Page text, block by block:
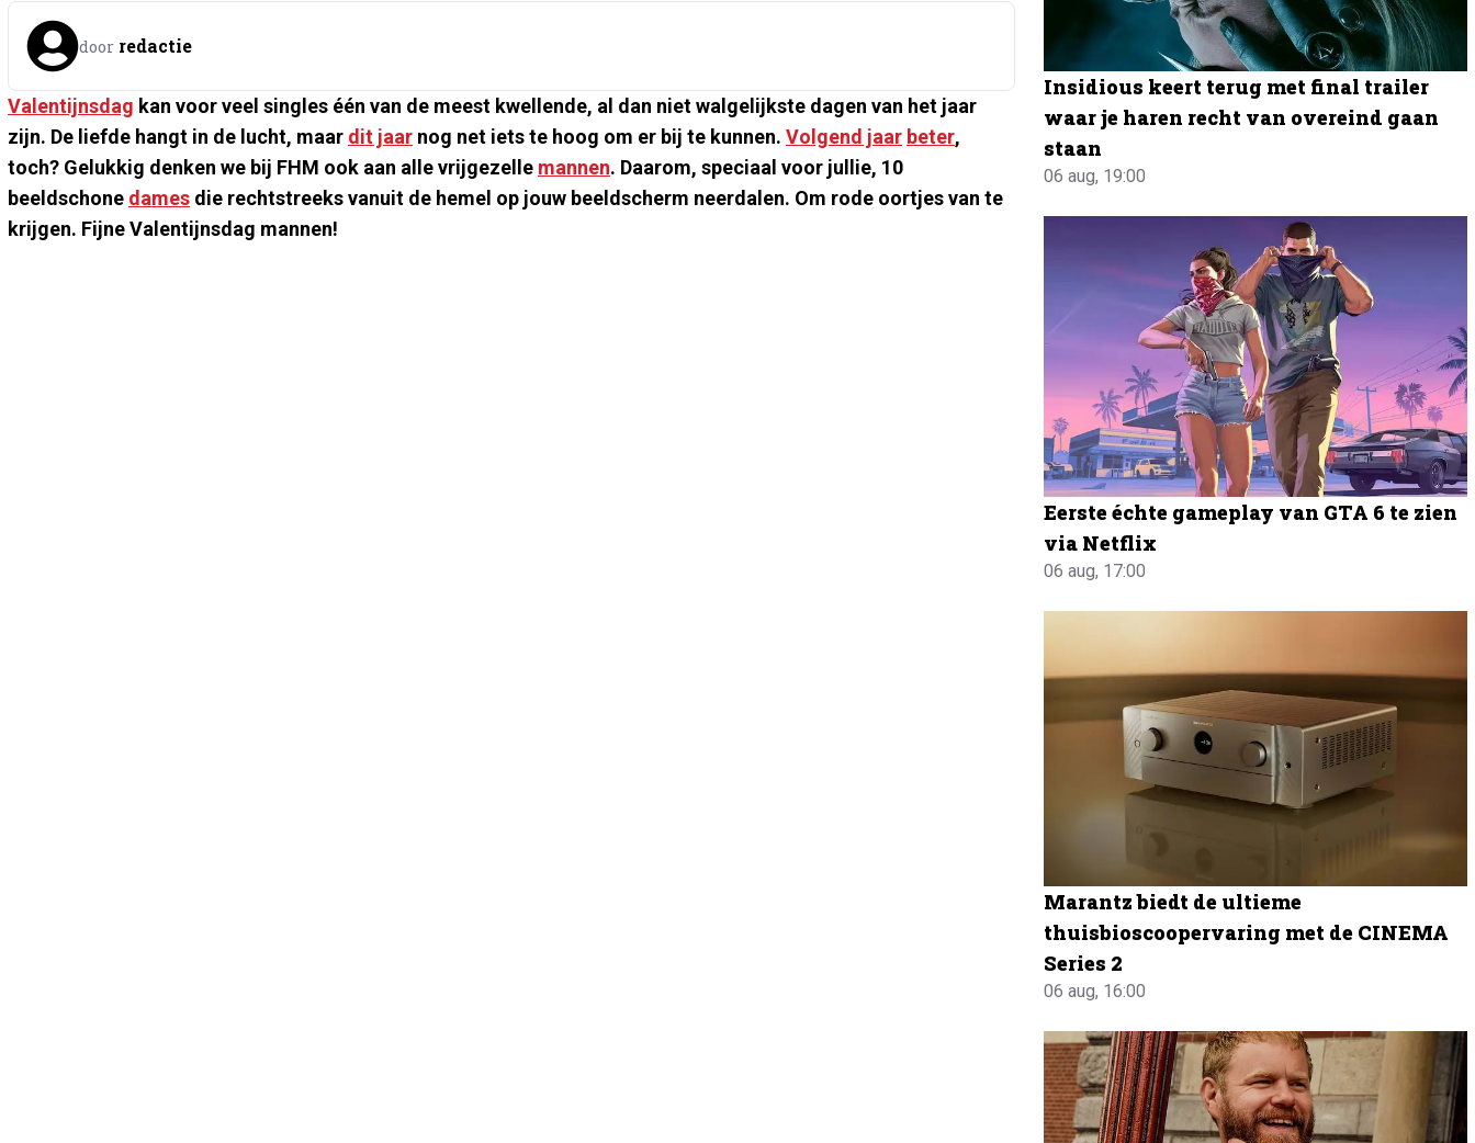
door redactie
Valentijnsdag kan voor veel singles één van de meest kwellende, al dan niet walgelijkste dagen van het jaar
zijn. De liefde hangt in de lucht, maar dit jaar nog net iets te hoog om er bij te kunnen. Volgend jaar beter,
toch? Gelukkig denken we bij FHM ook aan alle vrijgezelle mannen. Daarom, speciaal voor jullie, 10
beeldschone dames die rechtstreeks vanuit de hemel op jouw beeldscherm neerdalen. Om rode oortjes van te
krijgen. Fijne Valentijnsdag mannen!
Insidious keert terug met final trailer
waar je haren recht van overeind gaan
staan
06 aug, 19:00
Eerste échte gameplay van GTA 6 te zien
via Netflix
06 aug, 17:00
Marantz biedt de ultieme
thuisbioscoopervaring met de CINEMA
Series 2
06 aug, 16:00